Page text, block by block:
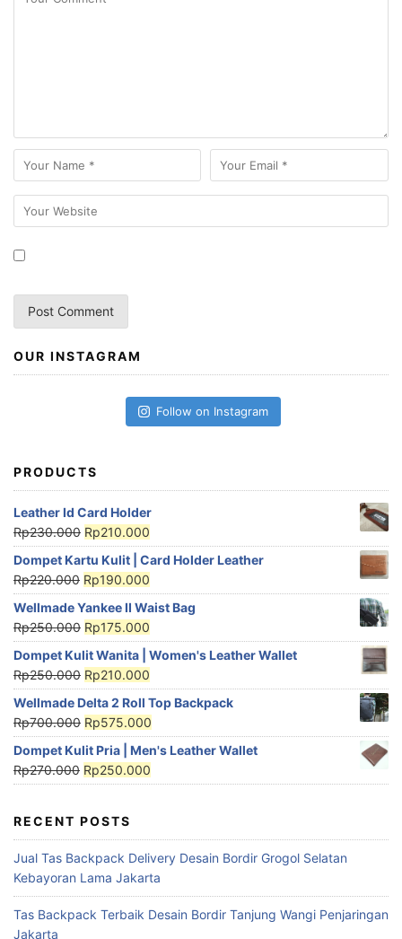
OUR INSTAGRAM
Follow on Instagram
PRODUCTS
Leather Id Card Holder
Rp230.000 Rp210.000
Dompet Kartu Kulit | Card Holder Leather
Rp220.000 Rp190.000
Wellmade Yankee II Waist Bag
Rp250.000 Rp175.000
Dompet Kulit Wanita | Women's Leather Wallet
Rp250.000 Rp210.000
Wellmade Delta 2 Roll Top Backpack
Rp700.000 Rp575.000
Dompet Kulit Pria | Men's Leather Wallet
Rp270.000 Rp250.000
RECENT POSTS
Jual Tas Backpack Delivery Desain Bordir Grogol Selatan
Kebayoran Lama Jakarta
Tas Backpack Terbaik Desain Bordir Tanjung Wangi Penjaringan
Jakarta